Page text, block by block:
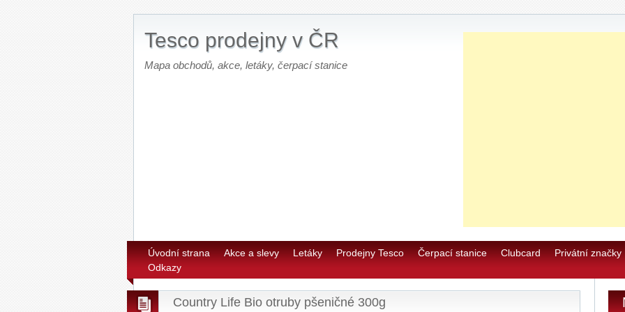
Tesco prodejny v ČR
Mapa obchodů, akce, letáky, čerpací stanice
Úvodní strana Akce a slevy Letáky Prodejny Tesco Čerpací stanice Clubcard Privátní značky
Odkazy
Country Life Bio otruby pšeničné 300g